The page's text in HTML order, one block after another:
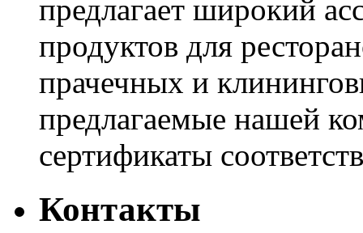
предлагает широкий
продуктов для
прачечных и
предлагаемые нашей
сертификаты
Контакты